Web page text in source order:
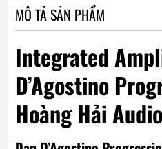
MÔ TẢ SẢN PHẨM
Integrated
D’Agostino
Hoàng Hải Audio